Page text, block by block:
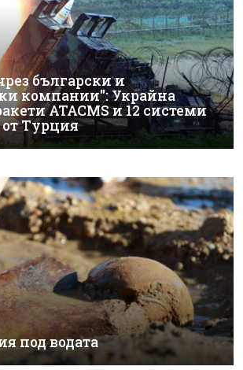
български и
компании": Украйна
ATACMS и 12 системи
от Турция
под водата